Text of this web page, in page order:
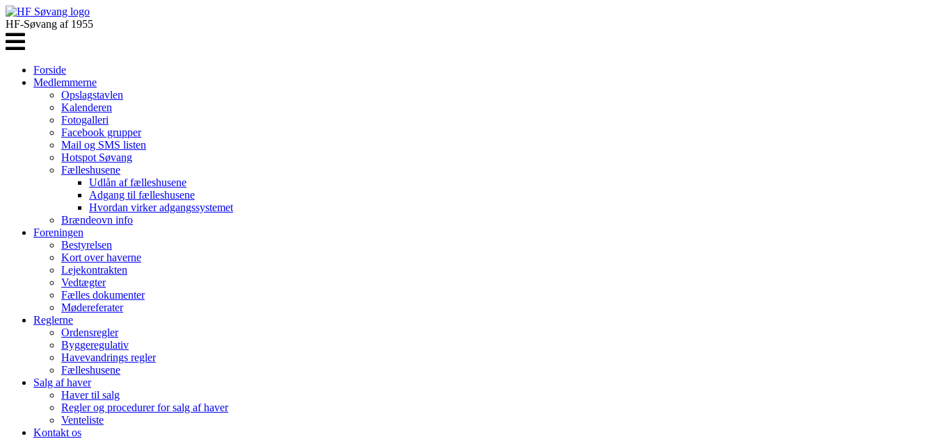
HF-Søvang af 1955
Forside
Medlemmerne
Opslagstavlen
Kalenderen
Fotogalleri
Facebook grupper
Mail og SMS listen
Hotspot Søvang
Fælleshusene
Udlån af fælleshusene
Adgang til fælleshusene
Hvordan virker adgangssystemet
Brændeovn info
Foreningen
Bestyrelsen
Kort over haverne
Lejekontrakten
Vedtægter
Fælles dokumenter
Mødereferater
Reglerne
Ordensregler
Byggeregulativ
Havevandrings regler
Fælleshusene
Salg af haver
Haver til salg
Regler og procedurer for salg af haver
Venteliste
Kontakt os